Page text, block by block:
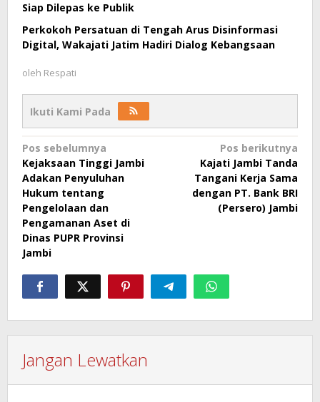
Siap Dilepas ke Publik
Perkokoh Persatuan di Tengah Arus Disinformasi
Digital, Wakajati Jatim Hadiri Dialog Kebangsaan
oleh Respati
Ikuti Kami Pada
Navigasi
pos
Pos sebelumnya
Kejaksaan Tinggi Jambi
Adakan Penyuluhan
Hukum tentang
Pengelolaan dan
Pengamanan Aset di
Dinas PUPR Provinsi
Jambi
Pos berikutnya
Kajati Jambi Tanda
Tangani Kerja Sama
dengan PT. Bank BRI
(Persero) Jambi
Jangan Lewatkan